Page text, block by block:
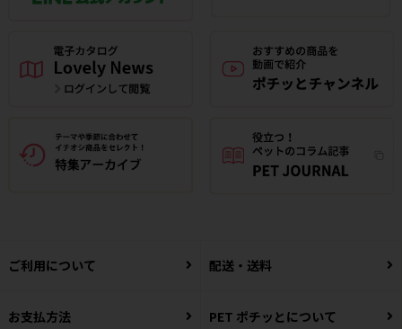
ご利用について 配送・送料
お支払方法 PET ポチッとについて